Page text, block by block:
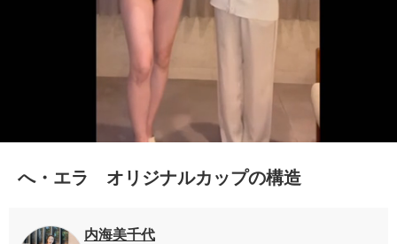
へ・エラ オリジナルカップの構造
内海美千代